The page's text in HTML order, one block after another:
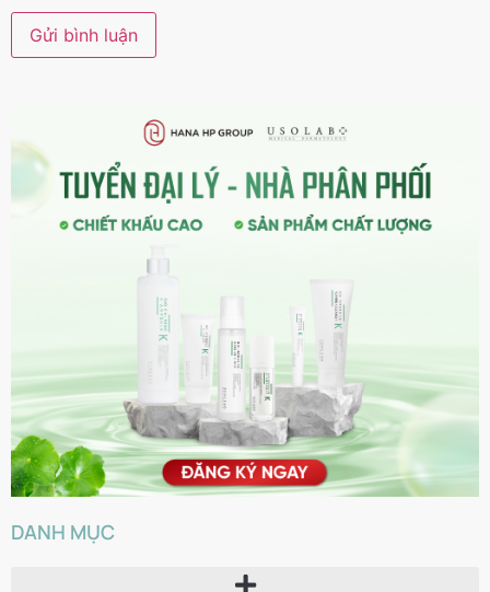
DANH MỤC